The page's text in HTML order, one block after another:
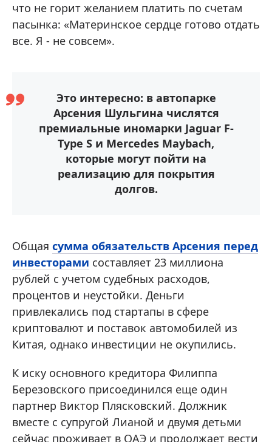
что не горит желанием платить по счетам
пасынка: «Материнское сердце готово отдать
все. Я - не совсем».
Это интересно: в автопарке
Арсения Шульгина числятся
премиальные иномарки Jaguar F-
Type S и Mercedes Maybach,
которые могут пойти на
реализацию для покрытия
долгов.
Общая сумма обязательств Арсения перед
инвесторами составляет 23 миллиона
рублей с учетом судебных расходов,
процентов и неустойки. Деньги
привлекались под стартапы в сфере
криптовалют и поставок автомобилей из
Китая, однако инвестиции не окупились.
К иску основного кредитора Филиппа
Березовского присоединился еще один
партнер Виктор Плясковский. Должник
вместе с супругой Лианой и двумя детьми
сейчас проживает в ОАЭ и продолжает вести